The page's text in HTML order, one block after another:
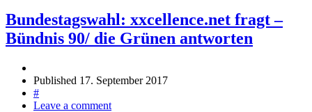
Bundestagswahl: xxcellence.net fragt –
Bündnis 90/ die Grünen antworten
Published 17. September 2017
#
Leave a comment